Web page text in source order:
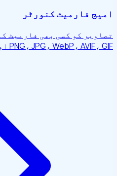
امیج فارمیٹ کنورٹر
تصاویر کو کسی بھی فارمیٹ
PNG، JPG، WebP، AVIF، GIF اور مزید کی سپورٹ۔